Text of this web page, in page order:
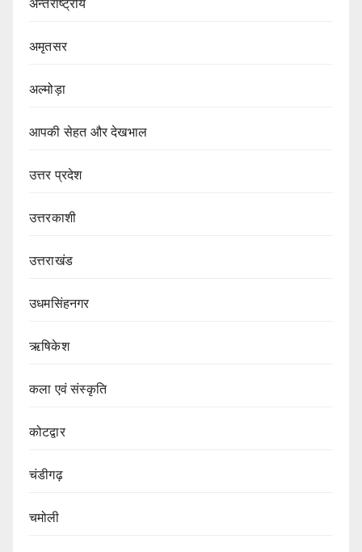
अन्तर्राष्ट्रीय
अमृतसर
अल्मोड़ा
आपकी सेहत और देखभाल
उत्तर प्रदेश
उत्तरकाशी
उत्तराखंड
उधमसिंहनगर
ऋषिकेश
कला एवं संस्कृति
कोटद्वार
चंडीगढ़
चमोली